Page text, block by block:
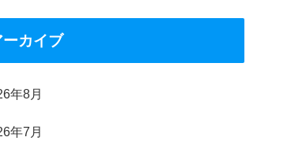
ーカイブ
年8月
年7月